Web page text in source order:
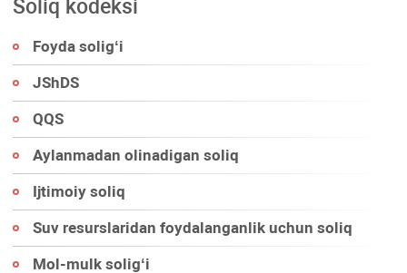
Soliq kodeksi
Foyda soligʻi
JShDS
QQS
Aylanmadan olinadigan soliq
Ijtimoiy soliq
Suv resurslaridan foydalanganlik uchun soliq
Mol-mulk soligʻi